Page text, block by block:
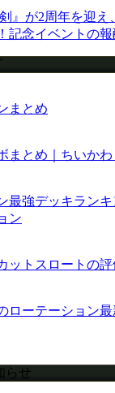
』が2周年を迎
記念イベントの報
まとめ
まとめ｜ちいか
最強デッキラン
ン
ットスロートの
ローテーション
らせ